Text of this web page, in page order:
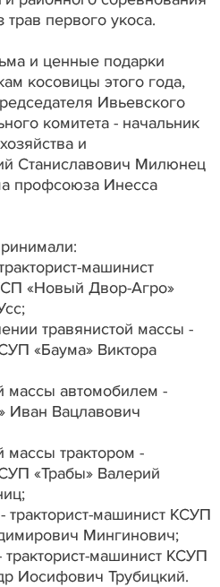
трав первого укоса.
и ценные подарки
косовицы этого года,
Ивьевского
комитета - начальник
и
Станиславович Милюнец
профсоюза Инесса
машинист
«Новый Двор-Агро»
травянистой массы -
«Баума» Виктора
массы автомобилем -
Иван Вацлавович
массы трактором -
«Трабы» Валерий
тракторист-машинист КСУП
Мингинович;
машинист КСУП
Иосифович Трубицкий.